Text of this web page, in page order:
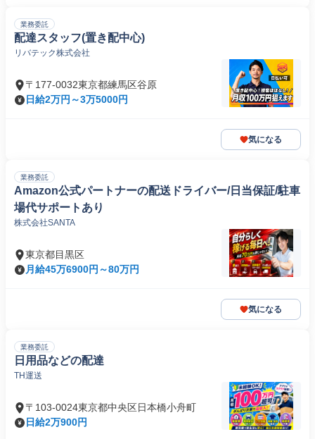
業務委託
配達スタッフ(置き配中心)
リバテック株式会社
〒177-0032東京都練馬区谷原
日給2万円～3万5000円
気になる
業務委託
Amazon公式パートナーの配送ドライバー/日当保証/駐車
場代サポートあり
株式会社SANTA
東京都目黒区
月給45万6900円～80万円
気になる
業務委託
日用品などの配達
TH運送
〒103-0024東京都中央区日本橋小舟町
日給2万900円